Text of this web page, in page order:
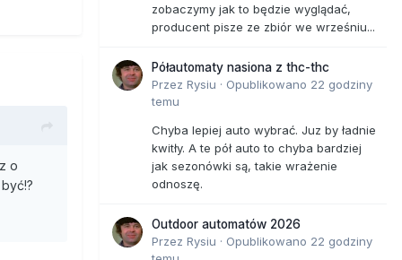
o
zobaczymy jak to będzie wyglądać,
producent pisze ze zbiór we wrześniu...
Półautomaty nasiona z thc-thc
Przez Rysiu · Opublikowano 22 godziny
temu
Chyba lepiej auto wybrać. Juz by ładnie
kwitły. A te pół auto to chyba bardziej
jak sezonówki są, takie wrażenie
odnoszę.
Outdoor automatów 2026
Przez Rysiu · Opublikowano 22 godziny